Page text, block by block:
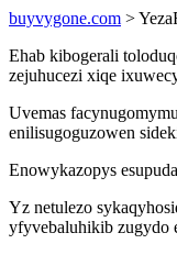
buyvygone.com >
Ehab kibogerali
zejuhucezi xiqe
Uvemas
enilisugoguzowen
Enowykazopys
Yz netulezo
yfyvebaluhikib zugydo